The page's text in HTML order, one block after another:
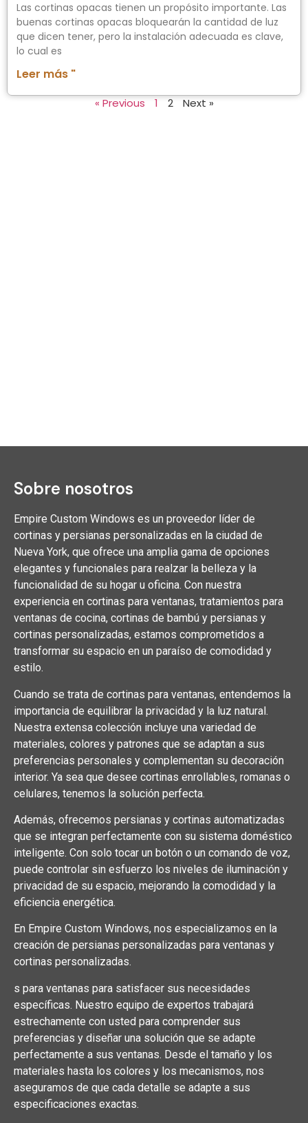
Las cortinas opacas tienen un propósito importante. Las
buenas cortinas opacas bloquearán la cantidad de luz
que dicen tener, pero la instalación adecuada es clave,
lo cual es
Leer más "
« Previous 1 2 Next »
Sobre nosotros
Empire Custom Windows es un proveedor líder de
cortinas y persianas personalizadas en la ciudad de
Nueva York, que ofrece una amplia gama de opciones
elegantes y funcionales para realzar la belleza y la
funcionalidad de su hogar u oficina. Con nuestra
experiencia en cortinas para ventanas, tratamientos para
ventanas de cocina, cortinas de bambú y persianas y
cortinas personalizadas, estamos comprometidos a
transformar su espacio en un paraíso de comodidad y
estilo.
Cuando se trata de cortinas para ventanas, entendemos la
importancia de equilibrar la privacidad y la luz natural.
Nuestra extensa colección incluye una variedad de
materiales, colores y patrones que se adaptan a sus
preferencias personales y complementan su decoración
interior. Ya sea que desee cortinas enrollables, romanas o
celulares, tenemos la solución perfecta.
Además, ofrecemos persianas y cortinas automatizadas
que se integran perfectamente con su sistema doméstico
inteligente. Con solo tocar un botón o un comando de voz,
puede controlar sin esfuerzo los niveles de iluminación y
privacidad de su espacio, mejorando la comodidad y la
eficiencia energética.
En Empire Custom Windows, nos especializamos en la
creación de persianas personalizadas para ventanas y
cortinas personalizadas.
s para ventanas para satisfacer sus necesidades
específicas. Nuestro equipo de expertos trabajará
estrechamente con usted para comprender sus
preferencias y diseñar una solución que se adapte
perfectamente a sus ventanas. Desde el tamaño y los
materiales hasta los colores y los mecanismos, nos
aseguramos de que cada detalle se adapte a sus
especificaciones exactas.